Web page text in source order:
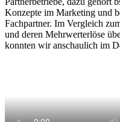
Konzepte im Marketing und
Fachpartner. Im Vergleich
und deren Mehrwerterlöse
konnten wir anschaulich im